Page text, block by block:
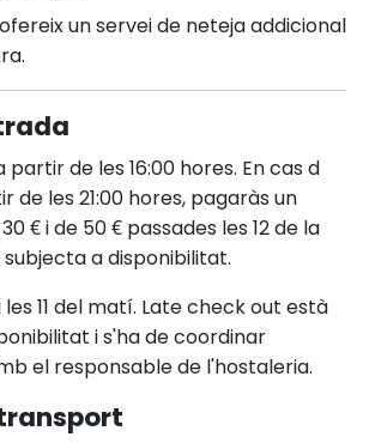
un servei de neteja addicional
partir de les 16:00 hores. En cas d
de les 21:00 hores, pagaràs un
€ i de 50 € passades les 12 de la
a disponibilitat.
les 11 del matí. Late check out està
i s'ha de coordinar
el responsable de l'hostaleria.